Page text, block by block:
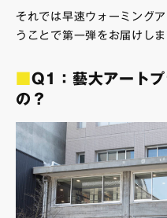
それでは早速ウォーミング
うことで第一弾をお届けしま
Q1：藝大アート
の？